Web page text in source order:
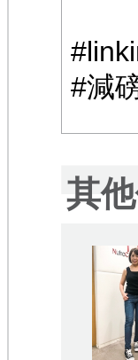
#減
其